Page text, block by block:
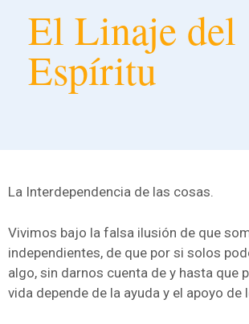
El Linaje del
Espíritu
La Interdependencia de las cosas.
Vivimos bajo la falsa ilusión de que
independientes, de que por si solos
algo, sin darnos cuenta de y hasta que
vida depende de la ayuda y el apoyo de